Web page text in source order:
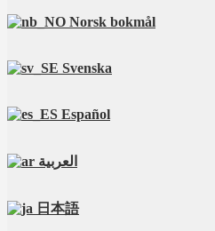
Norsk bokmål
Svenska
Español
العربية
日本語